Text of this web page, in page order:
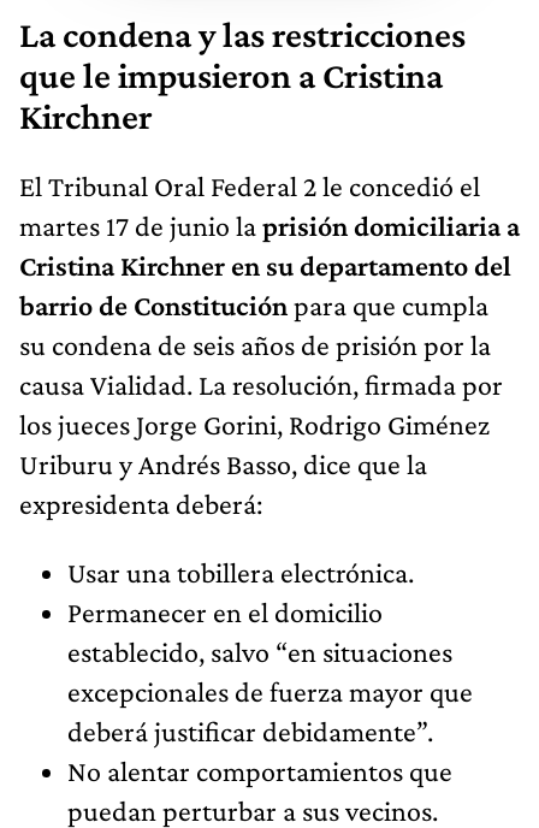
La condena y las restricciones
que le impusieron a Cristina
Kirchner
El Tribunal Oral Federal 2 le concedió el
martes 17 de junio laprisión domiciliaria a
Cristina Kirchner en su departamento del
barrio de Constituciónpara que cumpla
su condena de seis años de prisión por la
causa Vialidad. La resolución, firmada por
los jueces Jorge Gorini, Rodrigo Giménez
Uriburu y Andrés Basso, dice que la
expresidenta deberá:
Usar una tobillera electrónica.
Permanecer en el domicilio
establecido, salvo “en situaciones
excepcionales de fuerza mayor que
deberá justificar debidamente”.
No alentar comportamientos que
puedan perturbar a sus vecinos.